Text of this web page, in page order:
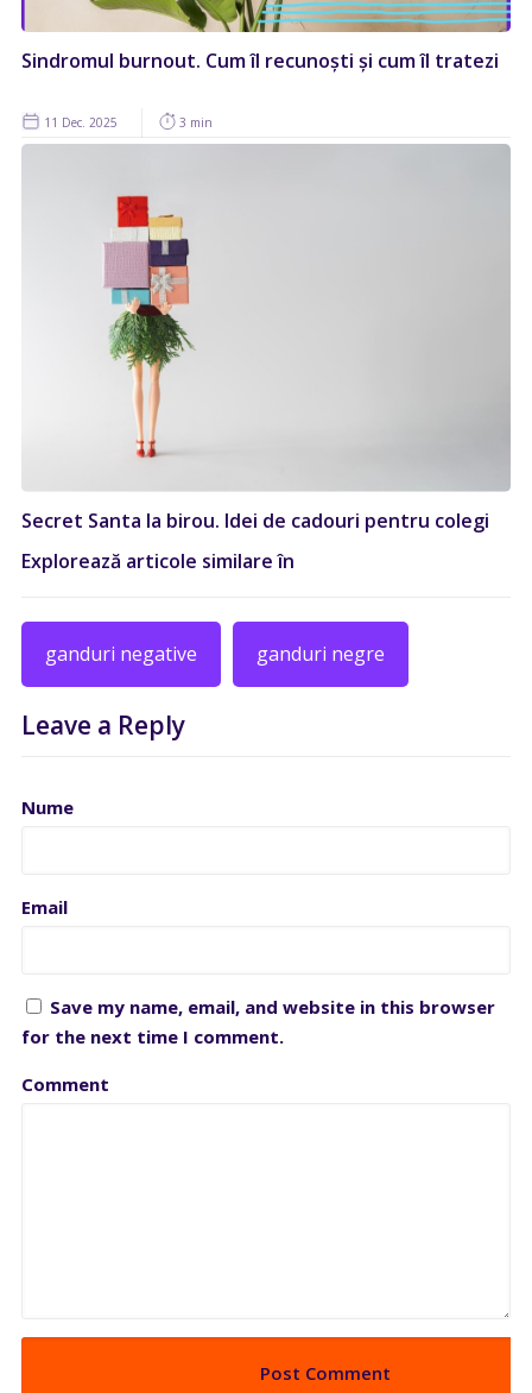
Sindromul burnout. Cum îl recunoști și cum îl tratezi
11 Dec. 2025 3 min
Secret Santa la birou. Idei de cadouri pentru colegi
Explorează articole similare în
ganduri negative ganduri negre
Leave a Reply
Nume
Email
Save my name, email, and website in this browser
for the next time I comment.
Comment